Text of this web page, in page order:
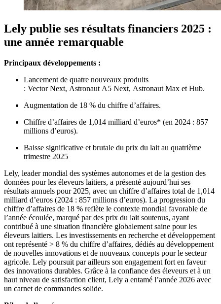
Lely publie ses résultats financiers 2025 :
une année remarquable
Principaux développements :
Lancement de quatre nouveaux produits
: VectorNext, Astronaut A5 Next, Astronaut Max et Hub.
Augmentation de 18 % du chiffre d’affaires.
Chiffre d’affaires de 1,014 milliard d’euros* (en 2024 : 857
millions d’euros).
Baisse significative et brutale du prix du lait au quatrième
trimestre 2025
Lely, leader mondial des systèmes autonomes et de la gestion des
données pour les éleveurs laitiers, a présenté aujourd’hui ses
résultats annuels pour 2025, avec un chiffre d’affaires total de 1,014
milliard d’euros (2024 : 857 millions d’euros). La progression du
chiffre d’affaires de 18 % reflète le contexte mondial favorable de
l’année écoulée, marqué par des prix du lait soutenus, ayant
contribué à une situation financière globalement saine pour les
éleveurs laitiers. Les investissements en recherche et développement
ont représenté > 8 % du chiffre d’affaires, dédiés au développement
de nouvelles innovations et de nouveaux concepts pour le secteur
agricole. Lely poursuit par ailleurs son engagement fort en faveur
des innovations durables. Grâce à la confiance des éleveurs et à un
haut niveau de satisfaction client, Lely a entamé l’année 2026 avec
un carnet de commandes solide.